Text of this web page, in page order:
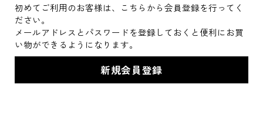
初めてご利用のお客様は、こちらから会員登録を行ってく
ださい。
メールアドレスとパスワードを登録しておくと便利にお買
い物ができるようになります。